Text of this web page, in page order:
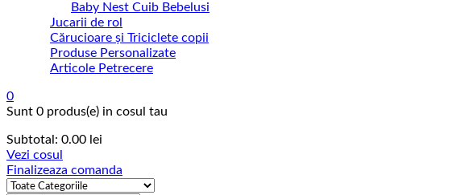
Baby Nest Cuib Bebelusi
Jucarii de rol
Cărucioare și Triciclete copii
Produse Personalizate
Articole Petrecere
0
Sunt 0 produs(e) in cosul tau
Subtotal: 0.00 lei
Vezi cosul
Finalizeaza comanda